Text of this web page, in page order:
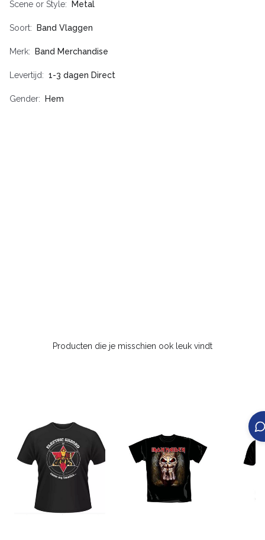
Scene or Style Metal
Soort Band Vlaggen
Merk Band Merchandise
Levertijd 1-3 dagen Direct
Gender Hem
Producten die je misschien ook leuk vindt